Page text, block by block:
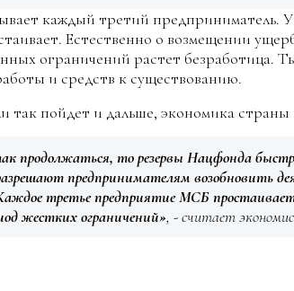
каждый третий предприниматель.
Естественно о возмещении
ограничений растет безработица.
и средств к существованию.
так пойдет и дальше, экономика страны
продолжаться, то резервы Нацфонда
предпринимателям возобновить
третье предприятие МСБ
жестких ограничений», - считает